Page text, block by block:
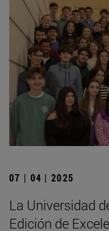
07 | 04 | 2025
La Universidad
Edición de